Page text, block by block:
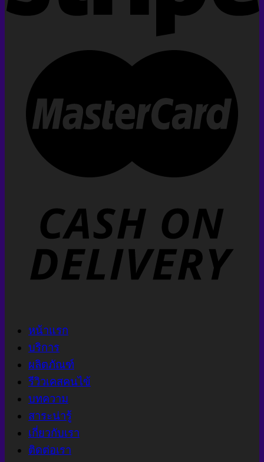
หน้าแรก
บริการ
ผลิตภัณฑ์
รีวิวเคสคนไข้
บทความ
สาระน่ารู้
เกี่ยวกับเรา
ติดต่อเรา